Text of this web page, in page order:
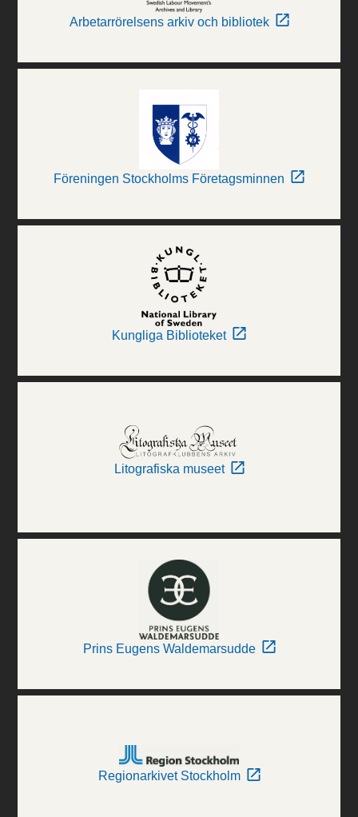
Arbetarrörelsens arkiv och bibliotek
Föreningen Stockholms Företagsminnen
Kungliga Biblioteket
Litografiska museet
Prins Eugens Waldemarsudde
Regionarkivet Stockholm